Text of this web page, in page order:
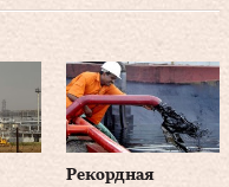
Рекордная